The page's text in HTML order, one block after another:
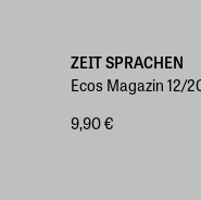
ZEIT SPRACHEN
Ecos Magazin 12/
9,90 €